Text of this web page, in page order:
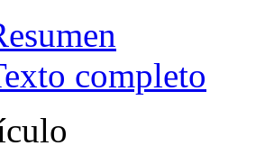
completo